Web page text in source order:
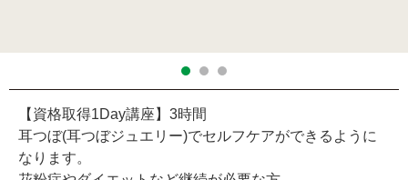
【資格取得1Day講座】3時間
耳つぼ(耳つぼジュエリー)でセルフケアができるように
なります。